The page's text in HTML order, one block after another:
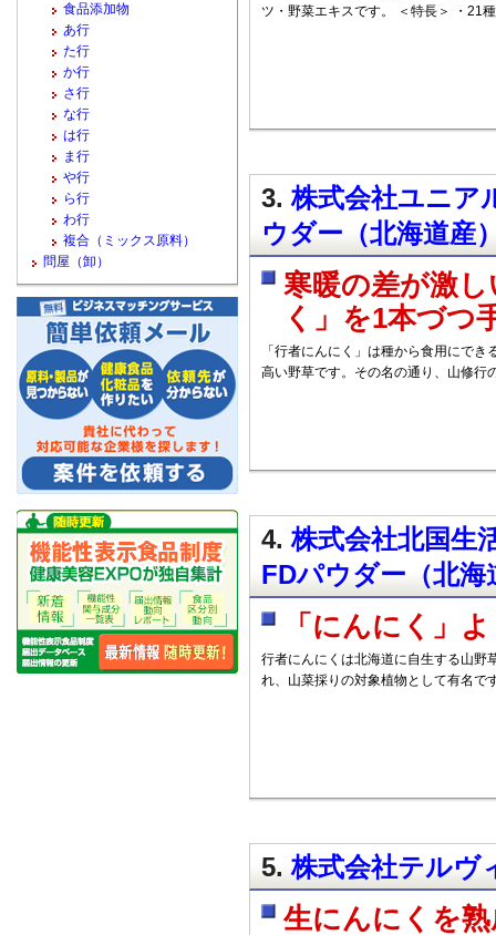
ツ・野菜エキスです。 ＜特長＞ ・21
3.株式会社ユニア
ウダー（北海道産
寒暖の差が激
く」を1本づつ
「行者にんにく」は種から食用にで
高い野草です。その名の通り、山修行
4.株式会社北国生
FDパウダー（北海
「にんにく」
行者にんにくは北海道に自生する山野
れ、山菜採りの対象植物として有名で
5.株式会社テルヴ
生にんにくを
食品添加物
あ行
た行
か行
さ行
な行
は行
ま行
や行
ら行
わ行
複合（ミックス原料）
問屋（卸）